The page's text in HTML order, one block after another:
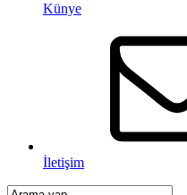
Künye
İletişim